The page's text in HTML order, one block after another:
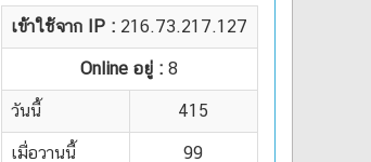
เข้าใช้จาก IP : 216.73.217.127
Online อยู่ :8
วันนี้ 415
เมื่อวานนี้ 99